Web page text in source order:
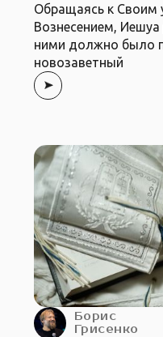
Обращаясь к Своим
Вознесением,
ними должно было
новозаветный
Борис
Грисенко